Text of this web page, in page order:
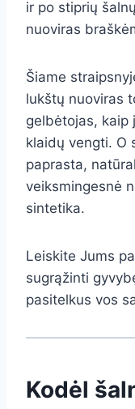
ir po stiprių
nuoviras
Šiame
lukštų nuoviras
gelbėtojas, kaip
klaidų vengti. O
paprasta,
veiksmingesnė
sintetika.
Leiskite Jums
sugrąžinti
pasitelkus vos
Kodėl